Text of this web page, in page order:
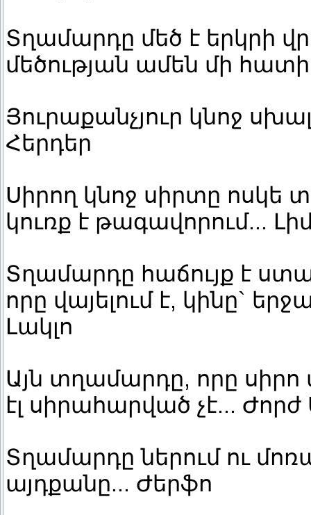
Տղամարդը մեծ է երկրի
մեծության ամեն մի
Յուրաքանչյուր կնոջ
Հերդեր
Սիրող կնոջ սիրտը ոսկե
կուռք է թագավորում...
Տղամարդը հաճույք է
որը վայելում է, կինը`
Լակլո
Այն տղամարդը, որը սիրո
էլ սիրահարված չէ...
Տղամարդը ներում ու
այդքանը... Ժերֆո